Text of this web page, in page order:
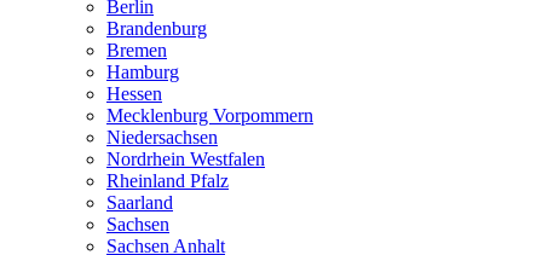
Berlin
Brandenburg
Bremen
Hamburg
Hessen
Mecklenburg Vorpommern
Niedersachsen
Nordrhein Westfalen
Rheinland Pfalz
Saarland
Sachsen
Sachsen Anhalt